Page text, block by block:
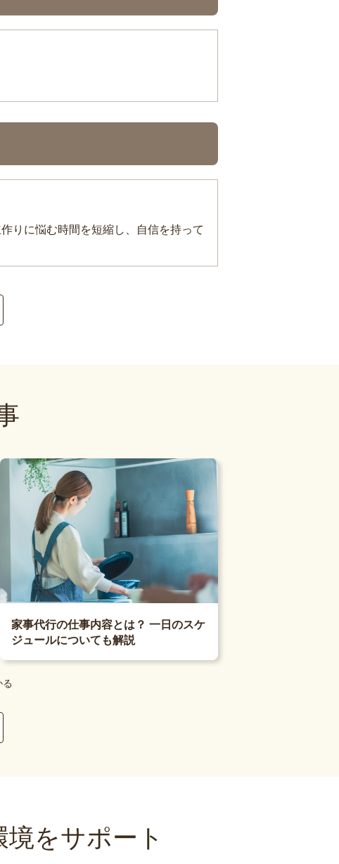
りに悩む時間を短縮し、自信を持って
家事代行の仕事内容とは？ 一日のスケ
ジュールについても解説
をサポート